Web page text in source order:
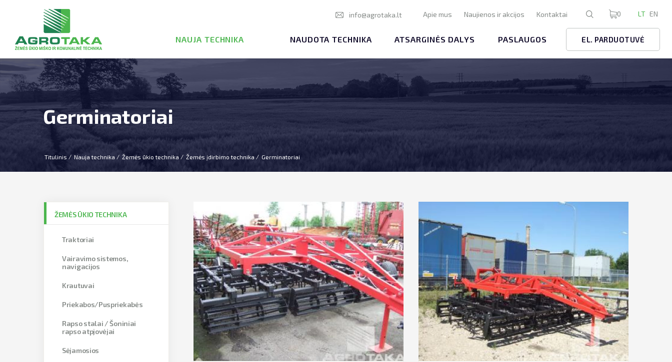
info@agrotaka.lt Apie mus Naujienos ir akcijos Kontaktai 0 LT EN
NAUJA TECHNIKA NAUDOTA TECHNIKA ATSARGINĖS DALYS PASLAUGOS EL. PARDUOTUVĖ
Germinatoriai
Titulinis Nauja technika Žemės ūkio technika Žemės įdirbimo technika Germinatoriai
ŽEMĖS ŪKIO TECHNIKA
Traktoriai
Vairavimo sistemos,
navigacijos
Krautuvai
Priekabos/Puspriekabės
Rapso stalai / Šoniniai
rapso atpjovėjai
Sėjamosios